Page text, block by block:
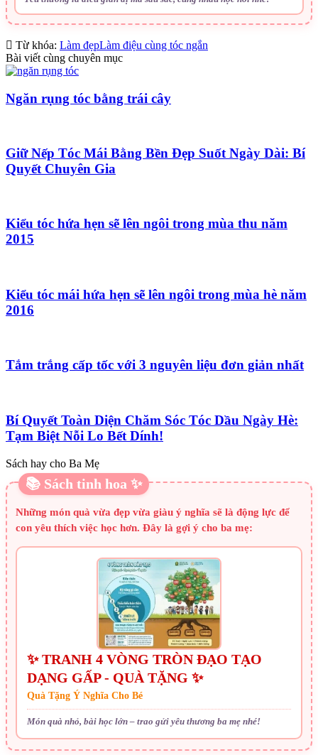
Từ khóa: Làm đẹpLàm điệu cùng tóc ngắn
Bài viết cùng chuyên mục
Ngăn rụng tóc bằng trái cây
Giữ Nếp Tóc Mái Bằng Bền Đẹp Suốt Ngày Dài: Bí
Quyết Chuyên Gia
Kiểu tóc hứa hẹn sẽ lên ngôi trong mùa thu năm
2015
Kiểu tóc mái hứa hẹn sẽ lên ngôi trong mùa hè năm
2016
Tắm trắng cấp tốc với 3 nguyên liệu đơn giản nhất
Bí Quyết Toàn Diện Chăm Sóc Tóc Dầu Ngày Hè:
Tạm Biệt Nỗi Lo Bết Dính!
Sách hay cho Ba Mẹ
📚 Sách tinh hoa ✨
Những món quà vừa đẹp vừa giàu ý nghĩa sẽ là động lực để
con yêu thích việc học hơn. Đây là gợi ý cho ba mẹ:
✨ TRANH 4 VÒNG TRÒN ĐẠO TẠO
DẠNG GẤP - QUÀ TẶNG ✨
Quà Tặng Ý Nghĩa Cho Bé
Món quà nhỏ, bài học lớn – trao gửi yêu thương ba mẹ nhé!